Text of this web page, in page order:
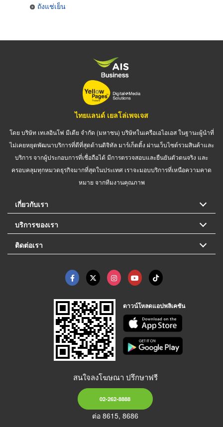
ถังแช่เย็น
ไทยแลนด์ เยลโล่เพจเจส
โดย บริษัท เทเลอินโฟ มีเดีย จำกัด (มหาชน) บริษัทในเครือเอไอเอส ในฐานะผู้นำที่
ไม่เคยหยุดพัฒนาบริการที่ดีที่สุดด้านดิจิทัล มาร์เก็ตติ้ง ผ่านเว็บไซต์รวมสินค้าและ
บริการ จากผู้ประกอบการที่เชื่อถือได้ มีการตรวจสอบและยืนยันตัวตนจริง และ
ครอบคลุมทุกหมวดธุรกิจมากที่สุดในประเทศ เราจะมอบบริการที่เหนือความคาด
หมาย จากทีมงานคุณภาพ
เกี่ยวกับเรา
บริการของเรา
ติดต่อเรา
ดาวน์โหลดแอปพลิเคชัน
สนใจลงโฆษณา ปรึกษาฟรี
02-262-8888
ต่อ 8615, 8686